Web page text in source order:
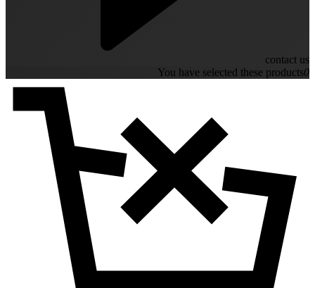
contact us
You have selected these products0